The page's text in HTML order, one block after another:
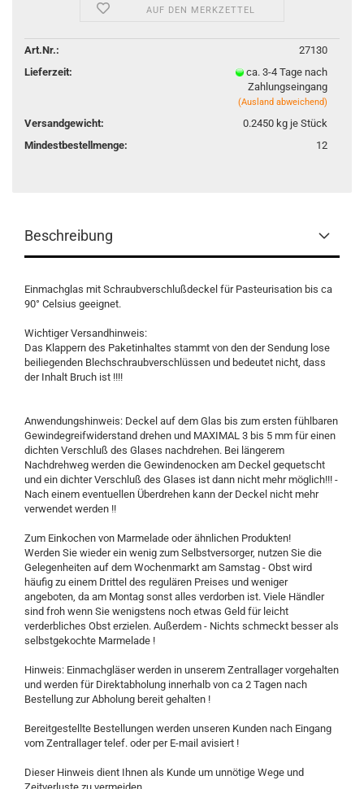
AUF DEN MERKZETTEL
Art.Nr.:
27130
Lieferzeit:
ca. 3-4 Tage nach
Zahlungseingang
(Ausland abweichend)
Versandgewicht: 0.2450kg je Stück
Mindestbestellmenge:
12
Beschreibung
Einmachglas mit Schraubverschlußdeckel für Pasteurisation bis ca
90° Celsius geeignet.
Wichtiger Versandhinweis:
Das Klappern des Paketinhaltes stammt von den der Sendung lose
beiliegenden Blechschraubverschlüssen und bedeutet nicht, dass
der Inhalt Bruch ist !!!!
Anwendungshinweis: Deckel auf dem Glas bis zum ersten fühlbaren
Gewindegreifwiderstand drehen und MAXIMAL 3 bis 5 mm für einen
dichten Verschluß des Glases nachdrehen. Bei längerem
Nachdrehweg werden die Gewindenocken am Deckel gequetscht
und ein dichter Verschluß des Glases ist dann nicht mehr möglich!!! -
Nach einem eventuellen Überdrehen kann der Deckel nicht mehr
verwendet werden !!
Zum Einkochen von Marmelade oder ähnlichen Produkten!
Werden Sie wieder ein wenig zum Selbstversorger, nutzen Sie die
Gelegenheiten auf dem Wochenmarkt am Samstag - Obst wird
häufig zu einem Drittel des regulären Preises und weniger
angeboten, da am Montag sonst alles verdorben ist. Viele Händler
sind froh wenn Sie wenigstens noch etwas Geld für leicht
verderbliches Obst erzielen. Außerdem - Nichts schmeckt besser als
selbstgekochte Marmelade !
Hinweis: Einmachgläser werden in unserem Zentrallager vorgehalten
und werden für Direktabholung innerhalb von ca 2 Tagen nach
Bestellung zur Abholung bereit gehalten !
Bereitgestellte Bestellungen werden unseren Kunden nach Eingang
vom Zentrallager telef. oder per E-mail avisiert !
Dieser Hinweis dient Ihnen als Kunde um unnötige Wege und